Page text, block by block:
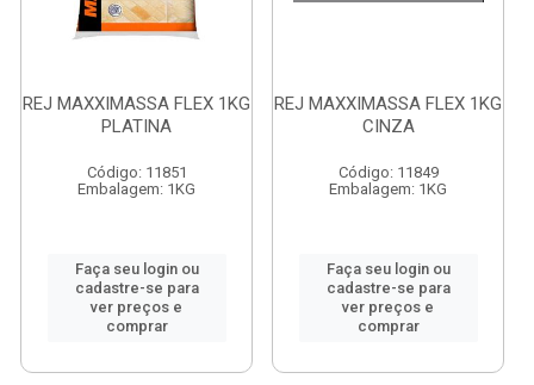
REJ MAXXIMASSA FLEX 1KG
PLATINA
Código: 11851
Embalagem: 1KG
Faça seu login ou
cadastre-se para
ver preços e
comprar
REJ MAXXIMASSA FLEX 1KG
CINZA
Código: 11849
Embalagem: 1KG
Faça seu login ou
cadastre-se para
ver preços e
comprar